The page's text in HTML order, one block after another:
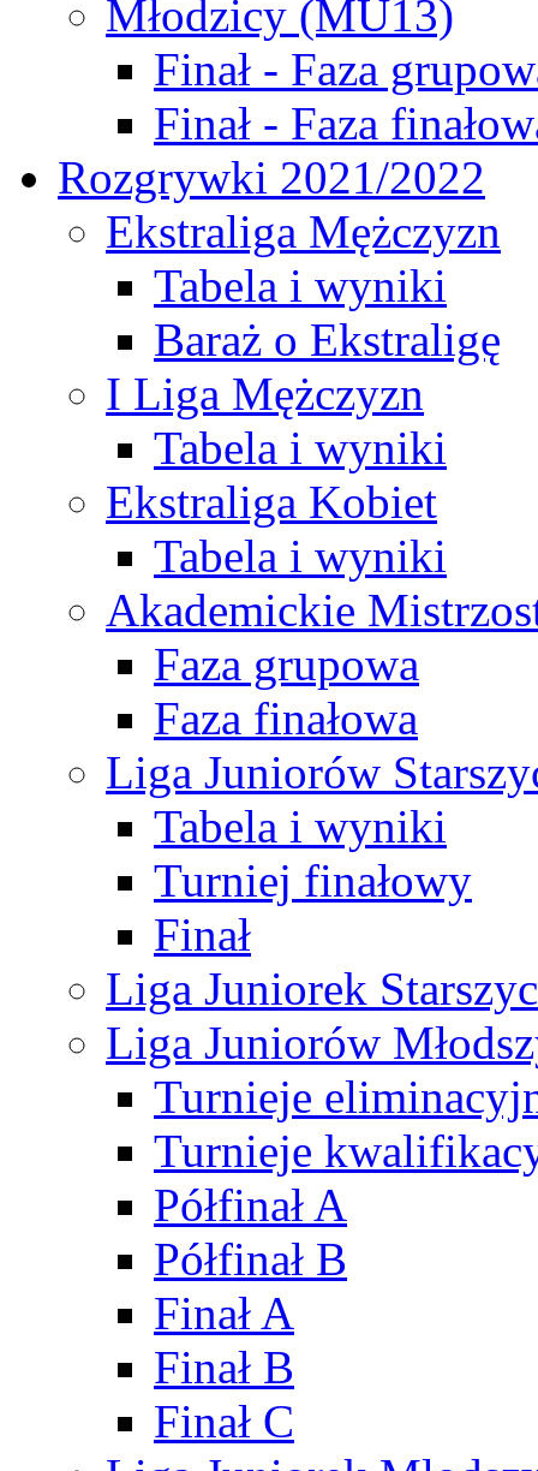
Młodzicy (MU13)
Finał - Faza
Finał - Faza
Rozgrywki 2021/2022
Ekstraliga Mężczyzn
Tabela i wyniki
Baraż o Ekstraligę
I Liga Mężczyzn
Tabela i wyniki
Ekstraliga Kobiet
Tabela i wyniki
Akademickie
Faza grupowa
Faza finałowa
Liga Juniorów
Tabela i wyniki
Turniej finałowy
Finał
Liga Juniorek
Liga Juniorów
Turnieje
Turnieje
Półfinał A
Półfinał B
Finał A
Finał B
Finał C